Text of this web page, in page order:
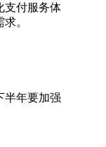
支付服务体
。
半年要加强